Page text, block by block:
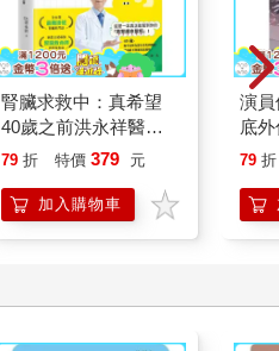
腎臟求救中：真希望
40歲之前洪永祥醫師
就告訴我這些事
79 折 特價 379 元
加入購物車
演
底
79 折